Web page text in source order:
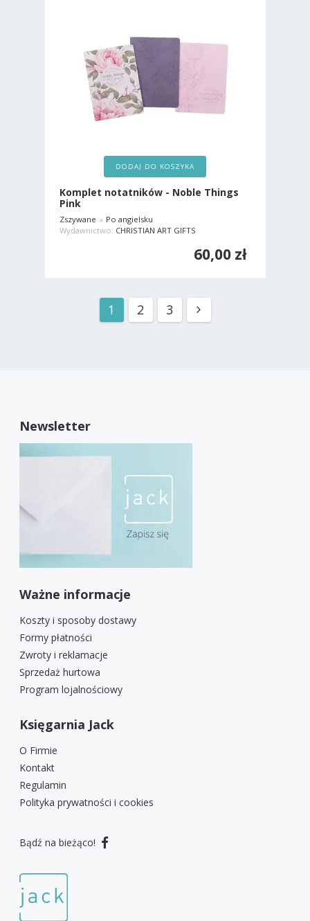
DODAJ DO KOSZYKA
Komplet notatników - Noble Things
Pink
Zszywane
Po angielsku
Wydawnictwo: CHRISTIAN ART GIFTS
60,00 zł
1 2 3
Newsletter
Ważne informacje
Koszty i sposoby dostawy
Formy płatności
Zwroty i reklamacje
Sprzedaż hurtowa
Program lojalnościowy
Księgarnia Jack
O Firmie
Kontakt
Regulamin
Polityka prywatności i cookies
Bądź na bieżąco!